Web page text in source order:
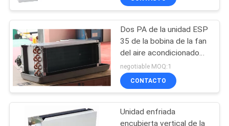
EN
CONTACTO
CON
PIDA
UNA
CITA
Dos PA de la unidad ESP
35 de la bobina de la fan
del aire acondicionado
del techo de las filas del
tubo 2
negotiable MOQ:1
CONTACTO
Unidad enfriada
encubierta vertical de la